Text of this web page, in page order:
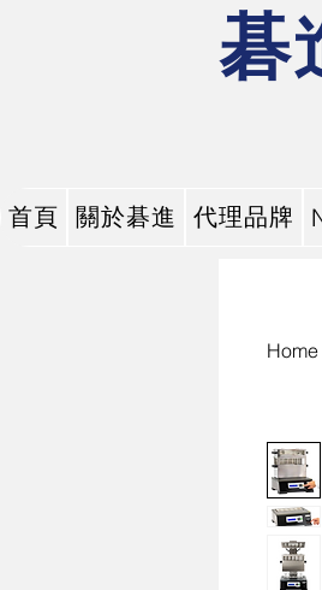
碁
首頁 關於碁進 代理品牌
Home